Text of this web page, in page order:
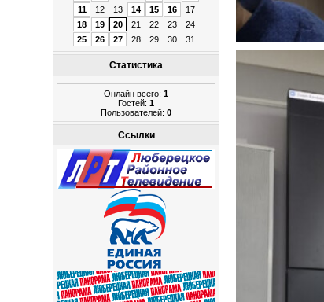
11
12 13 14 15 16
17
18
19 20 21 22 23
24
25
26 27 28 29 30 31
Статистика
Онлайн всего:1
Гостей:1
Пользователей:0
Ссылки